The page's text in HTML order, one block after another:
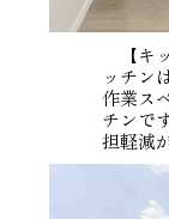
【キ
ッチン
作業ス
チンで
担軽減